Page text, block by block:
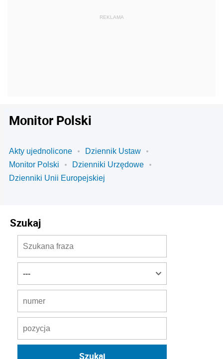
Monitor Polski
Akty ujednolicone
Dziennik Ustaw
Monitor Polski
Dzienniki Urzędowe
Dzienniki Unii Europejskiej
Szukaj